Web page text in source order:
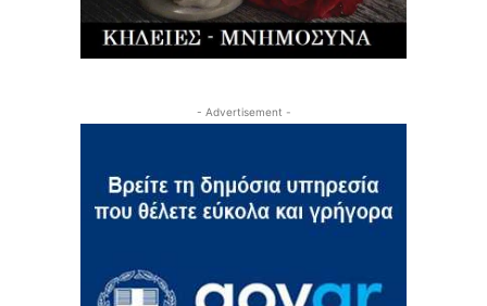
- Advertisement -